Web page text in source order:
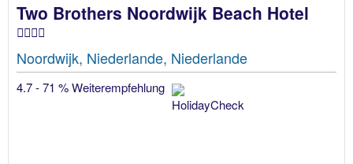
Two Brothers Noordwijk Beach Hotel
Noordwijk, Niederlande, Niederlande
4.7 - 71 % Weiterempfehlung